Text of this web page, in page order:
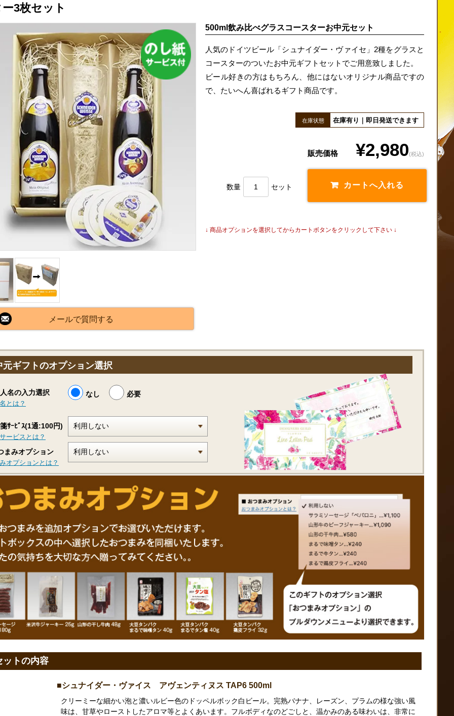
3枚セット
メールで質問する
500ml飲み比べグラスコースターお中元セット
人気のドイツビール「シュナイダー・ヴァイセ」2種をグラスと
コースターのついたお中元ギフトセットでご用意致しました。
ビール好きの方はもちろん、他にはないオリジナル商品ですの
で、たいへん喜ばれるギフト商品です。
在庫状態 在庫有り｜即日発送できます
販売価格¥2,980(税込)
数量 セット
↓ 商品オプションを選択してからカートボタンをクリックして下さい ↓
元ギフトのオプション選択
名の入力選択
とは？
なし 必要
ｻｰﾋﾞｽ(1通:100円)
ービスとは？
まみオプション
オプションとは？
ットの内容
■シュナイダー・ヴァイス アヴェンティヌス TAP6 500ml
クリーミーな細かい泡と濃いルビー色のドッペルボック白ビール。完熟バナナ、レーズン、プラムの様な強い風
味は、甘草やローストしたアロマ等とよくあいます。フルボディなのどごしと、温かみのある味わいは、非常に